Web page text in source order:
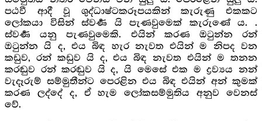
පඨවී ආදී වූ ශුද්ධාෂ්ටකරූපයකින් කැරුණු එකකට
ලෝකයා විසින් ස්වර්‍ණ යි පැණවුමෙක් කැරුණේ ය. .
ස්වර්‍ණ යනු පැණවුමෙකි. එයින් කරණ ඔටුන්න රන්
ඔටුන්න යි ද, එය බිඳ හැර නැවත එයින් ම නිපද වන
කඩුව, රන් කඩුව යි ද, එය බිඳ නැවත එයින් ම තනන
කරඬුව රන් කරඬුව යි ද, යි මෙසේ එක ම ද්‍රව්‍යය නන්
වැදෑරුම් සම්මුතීන්ට පෙරළින එය බිඳ එයින් අන් කුමක්
කරණ ලද්දේ ද, ඒ හැම ලෝකසම්මුතිය අනුව වෙනස්
වේ.